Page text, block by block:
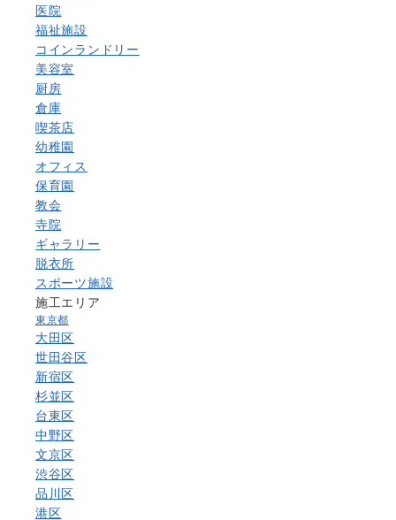
医院
福祉施設
コインランドリー
美容室
厨房
倉庫
喫茶店
幼稚園
オフィス
保育園
教会
寺院
ギャラリー
脱衣所
スポーツ施設
施工エリア
東京都
大田区
世田谷区
新宿区
杉並区
台東区
中野区
文京区
渋谷区
品川区
港区